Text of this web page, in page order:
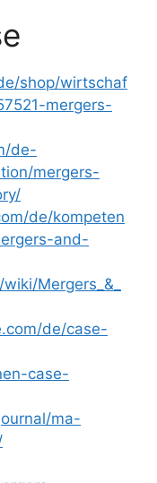
shop/wirtschaf
mergers-
de-
mergers-
de/kompeten
and-
Mergers_&_
de/case-
case-
ma-